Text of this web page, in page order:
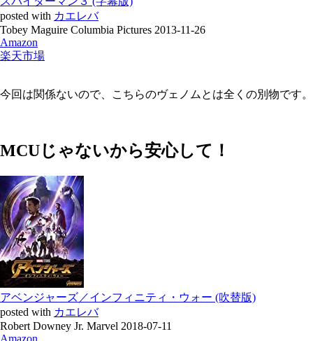
posted with カエレバ
Tobey Maguire Columbia Pictures 2013-11-26
Amazon
楽天市場
今回は関係ないので、こちらのヴェノムとは全くの別物です。
MCUじゃないから安心して！
アベンジャーズ／インフィニティ・ウォー (吹替版)
posted with カエレバ
Robert Downey Jr. Marvel 2018-07-11